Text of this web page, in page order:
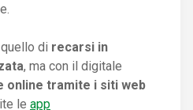
di recarsi in
, ma con il digitale
online tramite i siti web
le app